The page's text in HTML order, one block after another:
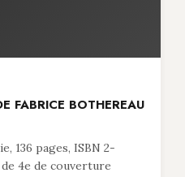
FABRICE BOTHEREAU
136 pages, ISBN 2-
4e de couverture